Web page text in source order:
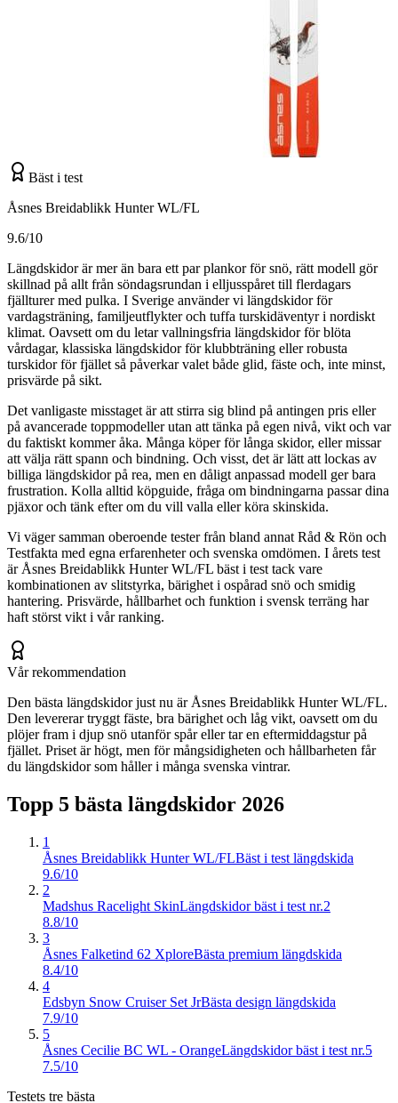
Bäst i test
Åsnes Breidablikk Hunter WL/FL
9.6/10
Längdskidor är mer än bara ett par plankor för snö, rätt modell gör
skillnad på allt från söndagsrundan i elljusspåret till flerdagars
fjällturer med pulka. I Sverige använder vi längdskidor för
vardagsträning, familjeutflykter och tuffa turskidäventyr i nordiskt
klimat. Oavsett om du letar vallningsfria längdskidor för blöta
vårdagar, klassiska längdskidor för klubbträning eller robusta
turskidor för fjället så påverkar valet både glid, fäste och, inte minst,
prisvärde på sikt.
Det vanligaste misstaget är att stirra sig blind på antingen pris eller
på avancerade toppmodeller utan att tänka på egen nivå, vikt och var
du faktiskt kommer åka. Många köper för långa skidor, eller missar
att välja rätt spann och bindning. Och visst, det är lätt att lockas av
billiga längdskidor på rea, men en dåligt anpassad modell ger bara
frustration. Kolla alltid köpguide, fråga om bindningarna passar dina
pjäxor och tänk efter om du vill valla eller köra skinskida.
Vi väger samman oberoende tester från bland annat Råd & Rön och
Testfakta med egna erfarenheter och svenska omdömen. I årets test
är Åsnes Breidablikk Hunter WL/FL bäst i test tack vare
kombinationen av slitstyrka, bärighet i ospårad snö och smidig
hantering. Prisvärde, hållbarhet och funktion i svensk terräng har
haft störst vikt i vår ranking.
Vår rekommendation
Den bästa längdskidor just nu är Åsnes Breidablikk Hunter WL/FL.
Den levererar tryggt fäste, bra bärighet och låg vikt, oavsett om du
plöjer fram i djup snö utanför spår eller tar en eftermiddagstur på
fjället. Priset är högt, men för mångsidigheten och hållbarheten får
du längdskidor som håller i många svenska vintrar.
Topp 5 bästa längdskidor 2026
1
Åsnes Breidablikk Hunter WL/FLBäst i test längdskida
9.6/10
2
Madshus Racelight SkinLängdskidor bäst i test nr.2
8.8/10
3
Åsnes Falketind 62 XploreBästa premium längdskida
8.4/10
4
Edsbyn Snow Cruiser Set JrBästa design längdskida
7.9/10
5
Åsnes Cecilie BC WL - OrangeLängdskidor bäst i test nr.5
7.5/10
Testets tre bästa